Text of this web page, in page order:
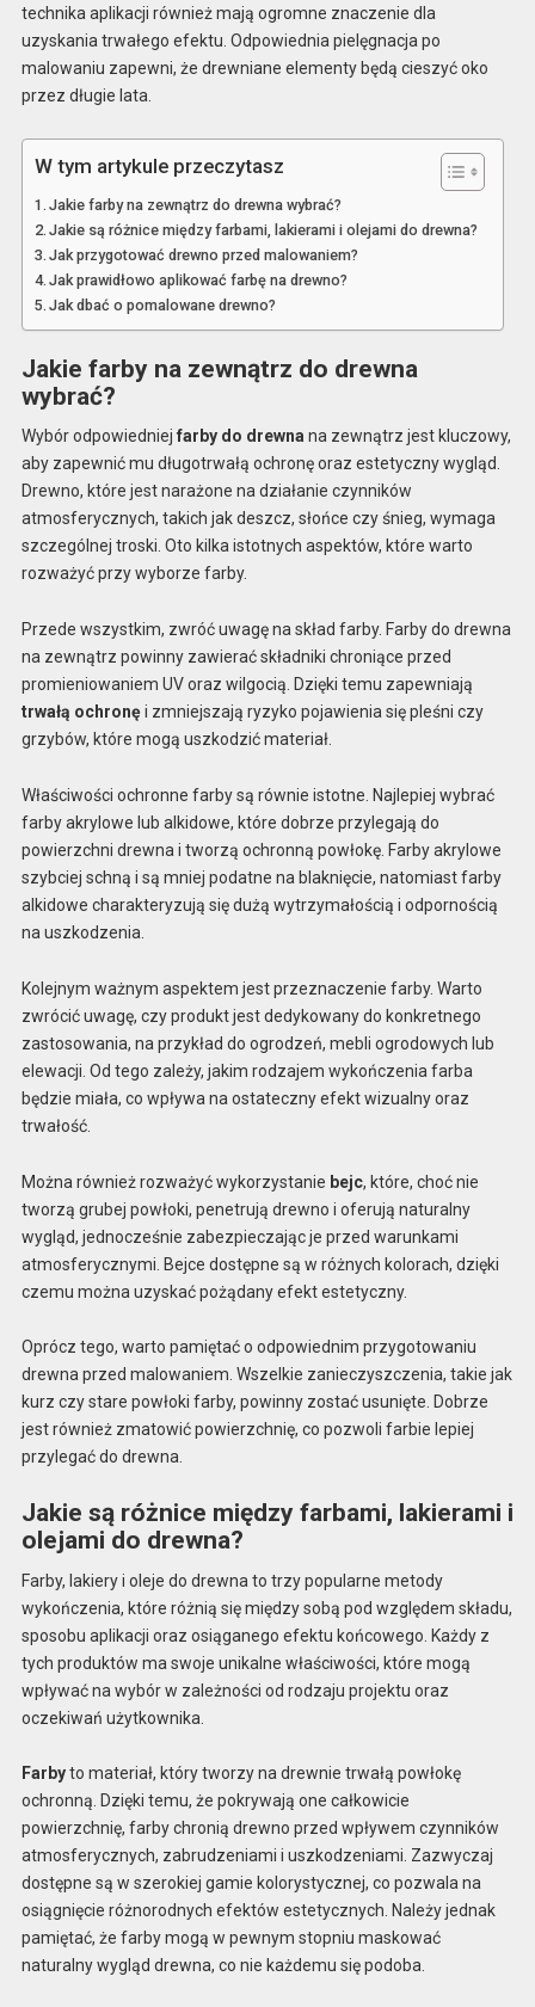
technika aplikacji również mają ogromne znaczenie dla
uzyskania trwałego efektu. Odpowiednia pielęgnacja po
malowaniu zapewni, że drewniane elementy będą cieszyć oko
przez długie lata.
W tym artykule przeczytasz
Jakie farby na zewnątrz do drewna wybrać?
Jakie są różnice między farbami, lakierami i olejami do drewna?
Jak przygotować drewno przed malowaniem?
Jak prawidłowo aplikować farbę na drewno?
Jak dbać o pomalowane drewno?
Jakie farby na zewnątrz do drewna
wybrać?
Wybór odpowiedniej farby do drewna na zewnątrz jest kluczowy,
aby zapewnić mu długotrwałą ochronę oraz estetyczny wygląd.
Drewno, które jest narażone na działanie czynników
atmosferycznych, takich jak deszcz, słońce czy śnieg, wymaga
szczególnej troski. Oto kilka istotnych aspektów, które warto
rozważyć przy wyborze farby.
Przede wszystkim, zwróć uwagę na skład farby. Farby do drewna
na zewnątrz powinny zawierać składniki chroniące przed
promieniowaniem UV oraz wilgocią. Dzięki temu zapewniają
trwałą ochronęi zmniejszają ryzyko pojawienia się pleśni czy
grzybów, które mogą uszkodzić materiał.
Właściwości ochronne farby są równie istotne. Najlepiej wybrać
farby akrylowe lub alkidowe, które dobrze przylegają do
powierzchni drewna i tworzą ochronną powłokę. Farby akrylowe
szybciej schną i są mniej podatne na blaknięcie, natomiast farby
alkidowe charakteryzują się dużą wytrzymałością i odpornością
na uszkodzenia.
Kolejnym ważnym aspektem jest przeznaczenie farby. Warto
zwrócić uwagę, czy produkt jest dedykowany do konkretnego
zastosowania, na przykład do ogrodzeń, mebli ogrodowych lub
elewacji. Od tego zależy, jakim rodzajem wykończenia farba
będzie miała, co wpływa na ostateczny efekt wizualny oraz
trwałość.
Można również rozważyć wykorzystanie bejc, które, choć nie
tworzą grubej powłoki, penetrują drewno i oferują naturalny
wygląd, jednocześnie zabezpieczając je przed warunkami
atmosferycznymi. Bejce dostępne są w różnych kolorach, dzięki
czemu można uzyskać pożądany efekt estetyczny.
Oprócz tego, warto pamiętać o odpowiednim przygotowaniu
drewna przed malowaniem. Wszelkie zanieczyszczenia, takie jak
kurz czy stare powłoki farby, powinny zostać usunięte. Dobrze
jest również zmatowić powierzchnię, co pozwoli farbie lepiej
przylegać do drewna.
Jakie są różnice między farbami, lakierami i
olejami do drewna?
Farby, lakiery i oleje do drewna to trzy popularne metody
wykończenia, które różnią się między sobą pod względem składu,
sposobu aplikacji oraz osiąganego efektu końcowego. Każdy z
tych produktów ma swoje unikalne właściwości, które mogą
wpływać na wybór w zależności od rodzaju projektu oraz
oczekiwań użytkownika.
Farbyto materiał, który tworzy na drewnie trwałą powłokę
ochronną. Dzięki temu, że pokrywają one całkowicie
powierzchnię, farby chronią drewno przed wpływem czynników
atmosferycznych, zabrudzeniami i uszkodzeniami. Zazwyczaj
dostępne są w szerokiej gamie kolorystycznej, co pozwala na
osiągnięcie różnorodnych efektów estetycznych. Należy jednak
pamiętać, że farby mogą w pewnym stopniu maskować
naturalny wygląd drewna, co nie każdemu się podoba.